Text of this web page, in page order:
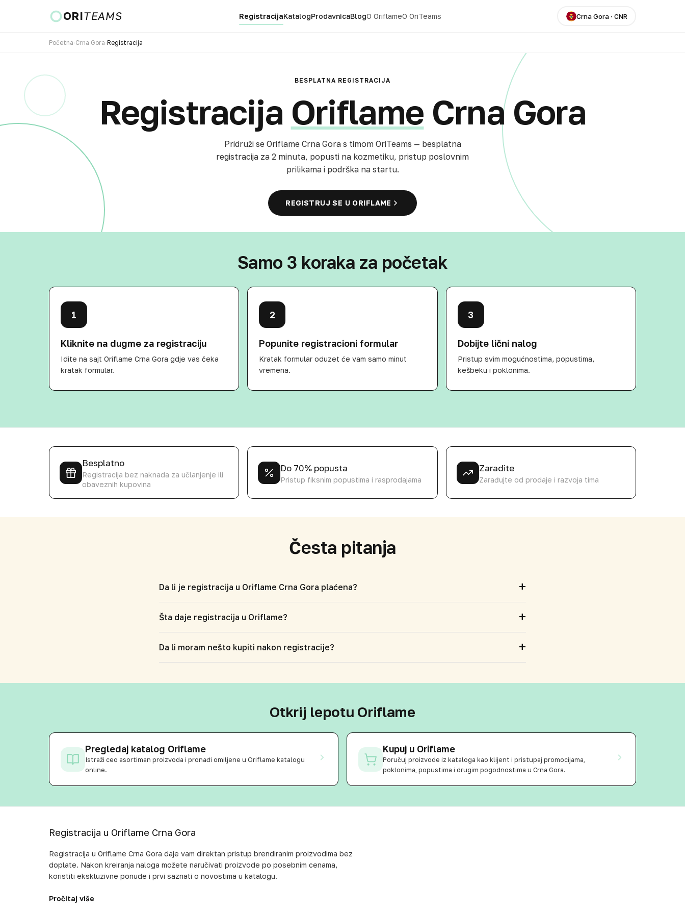
ORITEAMS RegistracijaKatalogProdavnicaBlogO OriflameO OriTeams Crna Gora· CNR
IDI
Početna Crna Gora Registracija
BESPLATNA REGISTRACIJA
Registracija Oriflame Crna Gora
Pridruži se Oriflame Crna Gora s timom OriTeams — besplatna
registracija za 2 minuta, popusti na kozmetiku, pristup poslovnim
prilikama i podrška na startu.
REGISTRUJ SE U ORIFLAME
Samo 3 koraka za početak
1
Kliknite na dugme za registraciju
Idite na sajt Oriflame Crna Gora gdje vas čeka
kratak formular.
2
Popunite registracioni formular
Kratak formular oduzet će vam samo minut
vremena.
3
Dobijte lični nalog
Pristup svim mogućnostima, popustima,
kešbeku i poklonima.
Besplatno
Registracija bez naknada za učlanjenje ili
obaveznih kupovina
Do 70% popusta
Pristup fiksnim popustima i rasprodajama
Zaradite
Zarađujte od prodaje i razvoja tima
Česta pitanja
Da li je registracija u Oriflame Crna Gora plaćena? +
Šta daje registracija u Oriflame? +
Da li moram nešto kupiti nakon registracije? +
Otkrij lepotu Oriflame
Pregledaj katalog Oriflame
Istraži ceo asortiman proizvoda i pronađi omiljene u Oriflame katalogu
online.
Kupuj u Oriflame
Poručuj proizvode iz kataloga kao klijent i pristupaj promocijama,
poklonima, popustima i drugim pogodnostima u Crna Gora.
Registracija u Oriflame Crna Gora
Registracija u Oriflame Crna Gora daje vam direktan pristup brendiranim proizvodima bez
doplate. Nakon kreiranja naloga možete naručivati proizvode po posebnim cenama,
koristiti ekskluzivne ponude i prvi saznati o novostima u katalogu.
Pročitaj više